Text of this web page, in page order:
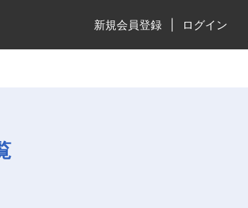
新規会員登録 ログイン